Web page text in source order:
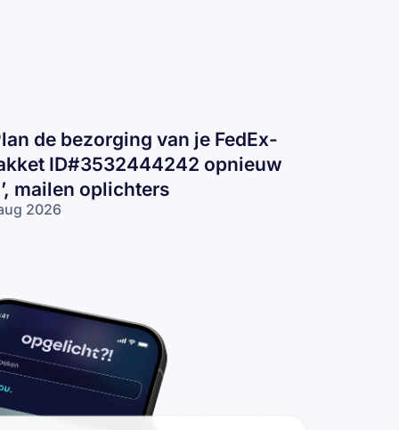
de bezorging van je FedEx-
ID#3532444242 opnieuw
mailen oplichters
2026
de
in’,